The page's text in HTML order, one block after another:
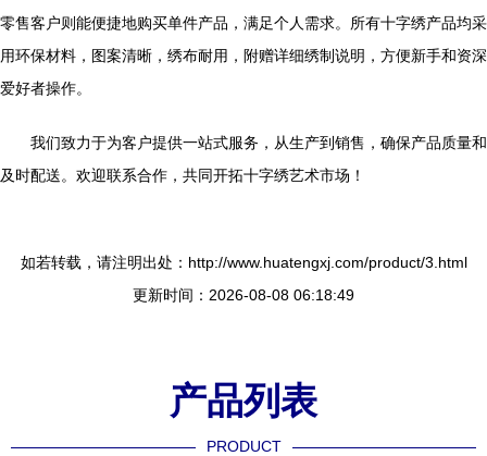
零售客户则能便捷地购买单件产品，满足个人需求。所有十字绣产品均采
用环保材料，图案清晰，绣布耐用，附赠详细绣制说明，方便新手和资深
爱好者操作。
我们致力于为客户提供一站式服务，从生产到销售，确保产品质量和
及时配送。欢迎联系合作，共同开拓十字绣艺术市场！
如若转载，请注明出处：http://www.huatengxj.com/product/3.html
更新时间：2026-08-08 06:18:49
产品列表
PRODUCT